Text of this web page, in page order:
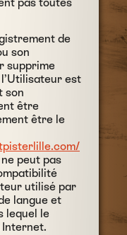
pas toutes
de
son
supprime
est
son
être
être le
peut pas
utilisé par
langue et
lequel le